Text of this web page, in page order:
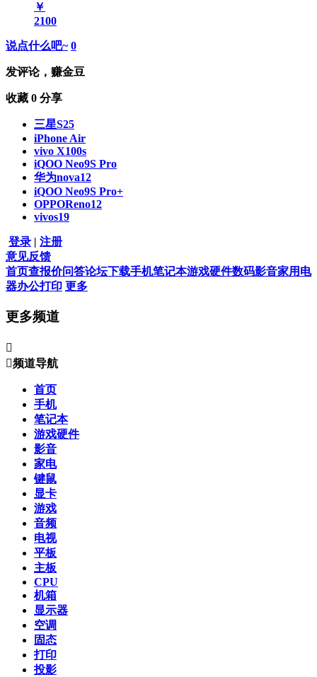
￥
2100
说点什么吧~ 0
发评论，赚金豆
收藏 0 分享
三星S25
iPhone Air
vivo X100s
iQOO Neo9S Pro
华为nova12
iQOO Neo9S Pro+
OPPOReno12
vivos19
登录 | 注册
意见反馈
首页查报价问答论坛下载手机笔记本游戏硬件数码影音家用电
器办公打印 更多
更多频道

频道导航
首页
手机
笔记本
游戏硬件
影音
家电
键鼠
显卡
游戏
音频
电视
平板
主板
CPU
机箱
显示器
空调
固态
打印
投影